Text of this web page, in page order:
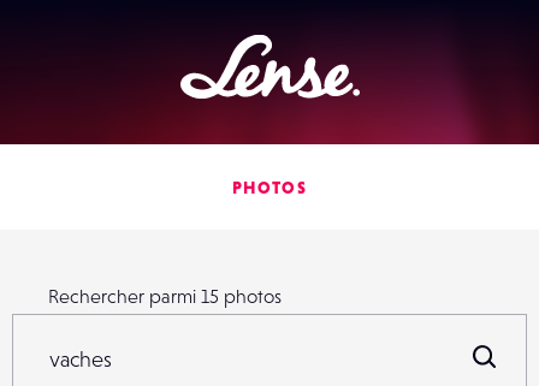
Lense
PHOTOS
Rechercher parmi 15 photos